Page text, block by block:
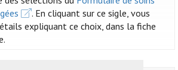
. En cliquant sur ce sigle, vous
expliquant ce choix, dans la fiche